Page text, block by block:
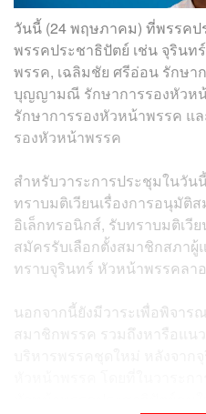
วันนี้ (24 พฤษภาคม) ที่พรรคป
พรรคประชาธิปัตย์ เช่น จุริน
พรรค, เฉลิมชัย ศรีอ่อน รักษา
บุญญามณี รักษาการรองหัวห
รักษาการรองหัวหน้าพรรค แ
รองหัวหน้าพรรค
สำหรับวาระการประชุมในวัน
ทราบมติเวียนเรื่องการอนุมัติ
อิเล็กทรอนิกส์, รับทราบมติเวี
สมัครรับเลือกตั้งสมาชิกสภาผู้
ทราบจุรินทร์ หัวหน้าพรรคลา
นอกจากนี้ยังมีวาระเพื่อพิจาร
สมาชิกพรรค รวมถึงหารือแน